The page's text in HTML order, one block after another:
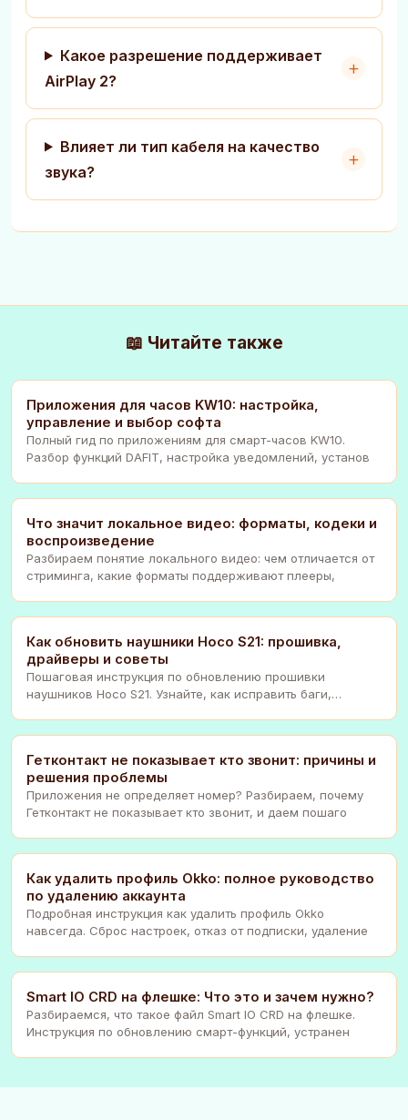
Какое разрешение поддерживает
AirPlay 2?
Влияет ли тип кабеля на качество
звука?
📖 Читайте также
Приложения для часов KW10: настройка,
управление и выбор софта
Полный гид по приложениям для смарт-часов KW10.
Разбор функций DAFIT, настройка уведомлений, установ
Что значит локальное видео: форматы, кодеки и
воспроизведение
Разбираем понятие локального видео: чем отличается от
стриминга, какие форматы поддерживают плееры,
Как обновить наушники Hoco S21: прошивка,
драйверы и советы
Пошаговая инструкция по обновлению прошивки
наушников Hoco S21. Узнайте, как исправить баги,
Гетконтакт не показывает кто звонит: причины и
решения проблемы
Приложения не определяет номер? Разбираем, почему
Гетконтакт не показывает кто звонит, и даем пошаго
Как удалить профиль Okko: полное руководство
по удалению аккаунта
Подробная инструкция как удалить профиль Okko
навсегда. Сброс настроек, отказ от подписки, удаление
Smart IO CRD на флешке: Что это и зачем нужно?
Разбираемся, что такое файл Smart IO CRD на флешке.
Инструкция по обновлению смарт-функций, устранен